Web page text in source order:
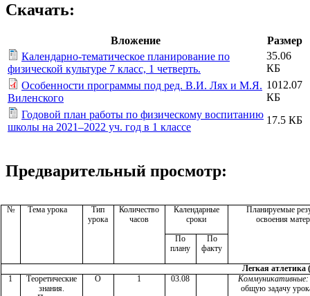
Скачать:
Вложение
Размер
Календарно-тематическое планирование по
физической культуре 7 класс, 1 четверть.
35.06
КБ
Особенности программы под ред. В.И. Лях и М.Я.
Виленского
1012.07
КБ
Годовой план работы по физическому воспитанию
школы на 2021–2022 уч. год в 1 классе
17.5 КБ
Предварительный просмотр:
№ Тема урока
Тип
урока
Количество
часов
Календарные
сроки
Планируемые
освоения
По
плану
По
факту
Легкая атлетика
1
Теоретические
знания.
О 1 03.08 Коммуникативные:
общую задачу